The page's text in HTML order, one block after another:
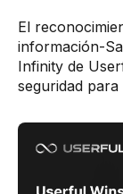
El
información-
Infinity de
seguridad